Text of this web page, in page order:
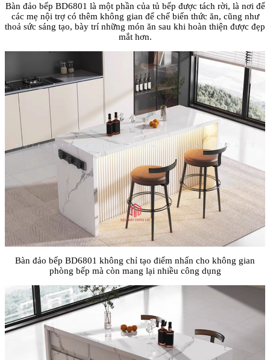
Bàn đảo bếp BD6801 là một phần của tủ bếp được tách rời, là nơi để
các mẹ nội trợ có thêm không gian để chế biến thức ăn, cũng như
thoả sức sáng tạo, bày trí những món ăn sau khi hoàn thiện được đẹp
mắt hơn.
Bàn đảo bếp BD6801 không chỉ tạo điểm nhấn cho không gian
phòng bếp mà còn mang lại nhiều công dụng